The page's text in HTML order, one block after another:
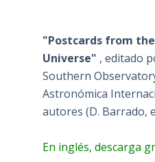
"Postcards from
Universe" , editado
Southern
Astronómica
autores (D. Barrado,
En inglés, descarga